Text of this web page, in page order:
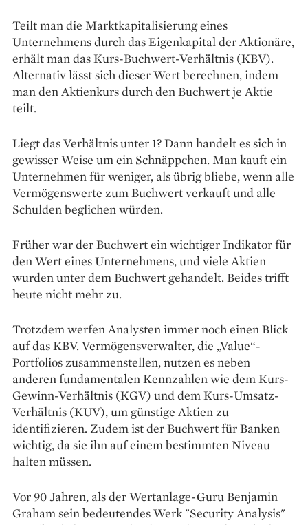
Teilt man die Marktkapitalisierung eines
Unternehmens durch das Eigenkapital der Aktionäre,
erhält man das Kurs-Buchwert-Verhältnis (KBV).
Alternativ lässt sich dieser Wert berechnen, indem
man den Aktienkurs durch den Buchwert je Aktie
teilt.
Liegt das Verhältnis unter 1? Dann handelt es sich in
gewisser Weise um ein Schnäppchen. Man kauft ein
Unternehmen für weniger, als übrig bliebe, wenn alle
Vermögenswerte zum Buchwert verkauft und alle
Schulden beglichen würden.
Früher war der Buchwert ein wichtiger Indikator für
den Wert eines Unternehmens, und viele Aktien
wurden unter dem Buchwert gehandelt. Beides trifft
heute nicht mehr zu.
Trotzdem werfen Analysten immer noch einen Blick
auf das KBV. Vermögensverwalter, die „Value“-
Portfolios zusammenstellen, nutzen es neben
anderen fundamentalen Kennzahlen wie dem Kurs-
Gewinn-Verhältnis (KGV) und dem Kurs-Umsatz-
Verhältnis (KUV), um günstige Aktien zu
identifizieren. Zudem ist der Buchwert für Banken
wichtig, da sie ihn auf einem bestimmten Niveau
halten müssen.
Vor 90 Jahren, als der Wertanlage-Guru Benjamin
Graham sein bedeutendes Werk "Security Analysis"